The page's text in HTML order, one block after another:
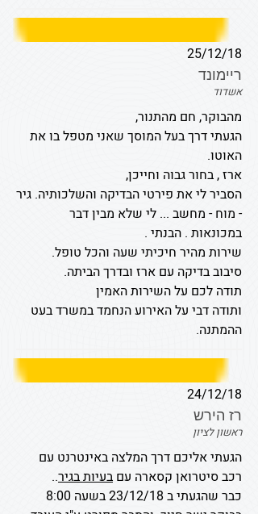
25/12/18
ריימונד
אשדוד
מהבוקר, חם מהתנור,
הגעתי דרך בעל המוסך שאני מטפל בו את
האוטו.
ארז , בחור גבוה וחייכן,
הסביר לי את פירטי הבדיקה והשלכותיה. גיר
- מוח - מחשב ... לי שלא מבין דבר
במכונאות . הבנתי .
שירות מהיר חיכיתי שעה והכל טופל.
סיבוב בדיקה עם ארז ובדרך הביתה.
תודה לכם על השירות האמין
ותודה דבי על האירוע הנחמד במשרד בעט
ההמתנה.
24/12/18
רז הירש
ראשון לציון
הגעתי אליכם דרך המלצה באינטרנט עם
רכב סיטרואן קסארה עם בעיות בגיר..
כבר שהגעתי ב 23/12/18 בשעה 8:00